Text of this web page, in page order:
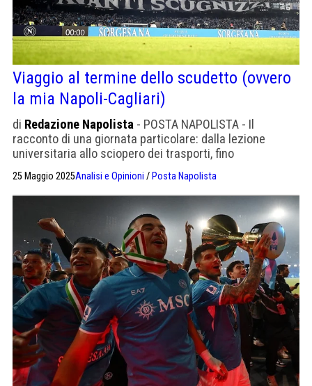
Viaggio al termine dello scudetto (ovvero
la mia Napoli-Cagliari)
di Redazione Napolista - POSTA NAPOLISTA - Il
racconto di una giornata particolare: dalla lezione
universitaria allo sciopero dei trasporti, fino
25 Maggio 2025Analisi e Opinioni / Posta Napolista